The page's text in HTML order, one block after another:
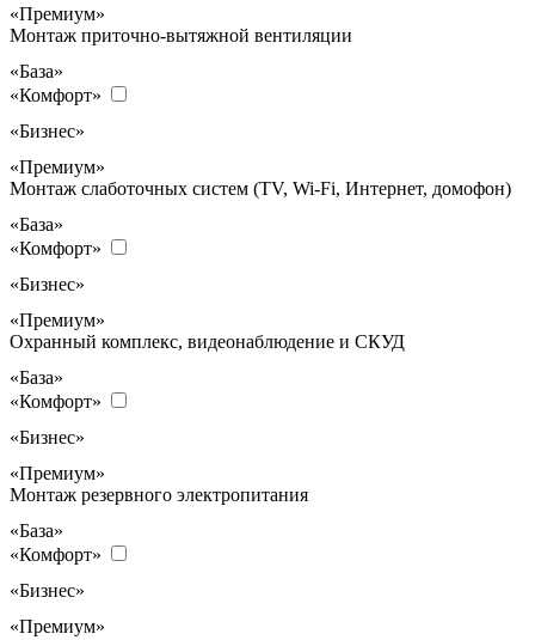
«Премиум»
Монтаж приточно-вытяжной вентиляции
«База»
«Комфорт»
«Бизнес»
«Премиум»
Монтаж слаботочных систем (TV, Wi-Fi, Интернет, домофон)
«База»
«Комфорт»
«Бизнес»
«Премиум»
Охранный комплекс, видеонаблюдение и СКУД
«База»
«Комфорт»
«Бизнес»
«Премиум»
Монтаж резервного электропитания
«База»
«Комфорт»
«Бизнес»
«Премиум»